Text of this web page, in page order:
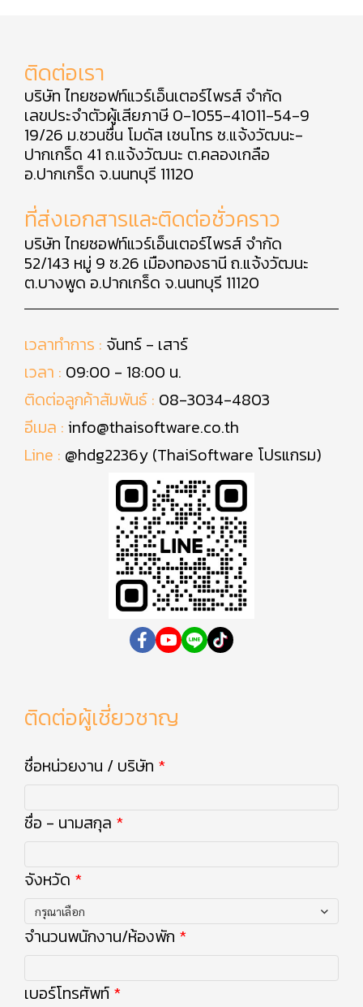
ติดต่อเรา
บริษัท ไทยซอฟท์แวร์เอ็นเตอร์ไพรส์ จำกัด
เลขประจำตัวผู้เสียภาษี 0-1055-41011-54-9
19/26 ม.ชวนชื่น โมดัส เซนโทร ซ.แจ้งวัฒนะ-
ปากเกร็ด 41 ถ.แจ้งวัฒนะ ต.คลองเกลือ
อ.ปากเกร็ด จ.นนทบุรี 11120
ที่ส่งเอกสารและติดต่อชั่วคราว
บริษัท ไทยซอฟท์แวร์เอ็นเตอร์ไพรส์ จำกัด
52/143 หมู่ 9 ซ.26 เมืองทองธานี ถ.แจ้งวัฒนะ
ต.บางพูด อ.ปากเกร็ด จ.นนทบุรี 11120
เวลาทำการ : จันทร์ - เสาร์
เวลา : 09:00 - 18:00 น.
ติดต่อลูกค้าสัมพันธ์ : 08-3034-4803
อีเมล : info@thaisoftware.co.th
Line : @hdg2236y (ThaiSoftware โปรแกรม)
ติดต่อผู้เชี่ยวชาญ
ชื่อหน่วยงาน / บริษัท
ชื่อ - นามสกุล
จังหวัด
กรุณาเลือก
จำนวนพนักงาน/ห้องพัก
เบอร์โทรศัพท์